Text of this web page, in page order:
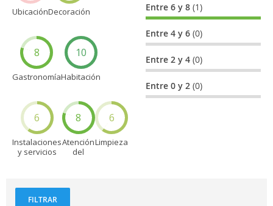
UbicaciónDecoración
8
Gastronomía
10
Habitación
6
Instalaciones
y servicios
8
Atención
del
6
Limpieza
Entre 6 y 8(1)
Entre 4 y 6(0)
Entre 2 y 4(0)
Entre 0 y 2(0)
FILTRAR